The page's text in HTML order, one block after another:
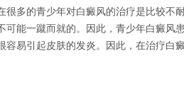
多的青少年对白癜风的治疗是比较不
可能一蹴而就的。因此，青少年白癜风
容易引起皮肤的发炎。因此，在治疗白